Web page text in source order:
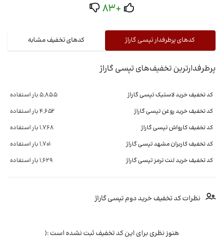
+83
کدهای پرطرفدار تپسی گاراژ کدهای تخفیف مشابه
پرطرفدارترین تخفیف‌های تپسی گاراژ
کد تخفیف خرید لاستیک تپسی گاراژ
5,855 بار استفاده
کد تخفیف خرید روغن تپسی گاراژ
4,652 بار استفاده
کد تخفیف کارواش تپسی گاراژ
1,768 بار استفاده
کد تخفیف کاربران مشهد تپسی گاراژ
1,701 بار استفاده
کد تخفیف خرید لنت ترمز تپسی گاراژ
1,629 بار استفاده
نظرات کد تخفیف خرید دوم تپسی گاراژ
هنوز نظری برای این کد تخفیف ثبت نشده است :(